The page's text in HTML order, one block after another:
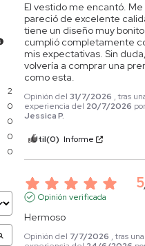
2
0
0
0
0
El vestido me encantó. Me
pareció de excelente
tiene un diseño muy
cumplió completamente
mis expectativas. Sin
volvería a comprar una
como esta.
Opinión del31/7/2026 , tras
experiencia del 20/7/2026
Jessica P.
Útil(0) Informe
5
Opinión verificada
Hermoso
Opinión del 7/7/2026 , tras una